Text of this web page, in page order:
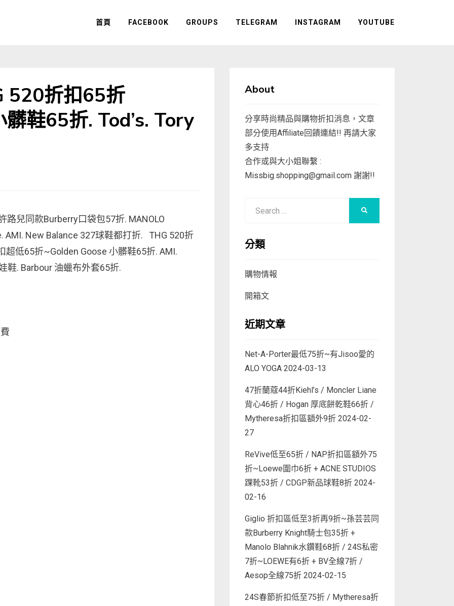
首頁 FACEBOOK GROUPS TELEGRAM INSTAGRAM YOUTUBE
520折扣65折
鞋65折. Tod’s. Tory
路兒同款Burberry口袋包57折. MANOLO
AMI. New Balance 327球鞋都打折. THG 520折
超低65折~Golden Goose 小髒鞋65折. AMI.
鞋. Barbour 油蠟布外套65折.
About
分享時尚精品與購物折扣消息，文章
部分使用Affiliate回饋連結!! 再請大家
多支持
合作或與大小姐聯繫 :
Missbig.shopping@gmail.com謝謝!!
分類
購物情報
開箱文
近期文章
Net-A-Porter最低75折~有Jisoo愛的
ALO YOGA 2024-03-13
47折蘭蔻44折Kiehl’s / Moncler Liane
背心46折 / Hogan 厚底餅乾鞋66折 /
Mytheresa折扣區額外9折 2024-02-
27
ReVive低至65折 / NAP折扣區額外75
折~Loewe圍巾6折 + ACNE STUDIOS
踝靴53折 / CDGP新品球鞋8折 2024-
02-16
Giglio 折扣區低至3折再9折~孫芸芸同
款Burberry Knight騎士包35折 +
Manolo Blahnik水鑽鞋68折 / 24S私密
7折~LOEWE有6折 + BV全線7折 /
Aesop全線75折 2024-02-15
24S春節折扣低至75折 / Mytheresa折